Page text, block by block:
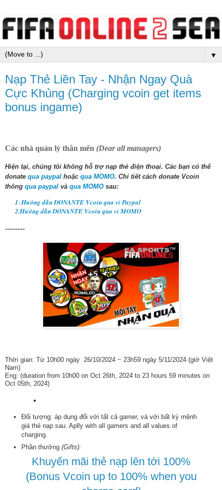
▼
Nạp Thẻ Liền Tay - Nhận Ngay Quà
Cực Khủng (Charging vcoin get items
bonus ingame)
Các nhà quản lý thân mến (Dear all managers)
Hiện tại, chúng tôi không hỗ trợ nạp thẻ điện thoại. Các bạn có thể
donate qua paypal hoặc qua MOMO. Chi tiết cách donate Vcoin
thông qua paypal và qua MOMO sau:
1. Hướng dẫn DONANTE Vcoin qua ví Paypal
2.Hướng dẫnDONANTE Vcoin qua ví MOMO
--------
Thời gian: Từ 10h00 ngày 26/10/2024 ~ 23h59 ngày 5/11/2024 (giờ Việt
Nam)
Eng: (duration from 10h00 on Oct 26th, 2024 to 23 hours 59 minutes on
Oct 05th, 2024)
Đối tượng: áp dụng đối với tất cả gamer, và với bất kỳ mệnh
giá thẻ nạp sau. Aplly with all gamers and all values of
charging.
Phần thưởng (Gifts):
Khuyến mãi thẻ nạp lên tới 100%
(Bonus Vcoin up to 100% when you